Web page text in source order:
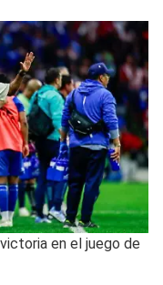
en el juego de